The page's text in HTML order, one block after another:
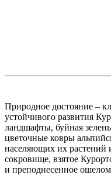
Природное достояние –
устойчивого развития
ландшафты, буйная
цветочные ковры
населяющих их растений
сокровище, взятое
и преподнесенное